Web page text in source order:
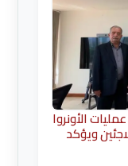
الأونروا
ويؤكد